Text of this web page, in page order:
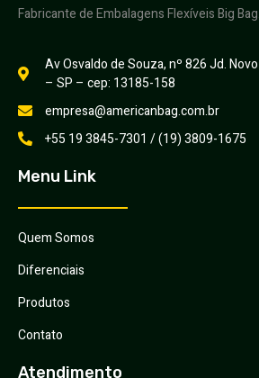
Fabricante de Embalagens Flexíveis Big Bag.
Av Osvaldo de Souza, nº 826 Jd.
– SP – cep: 13185-158
empresa@americanbag.com.br
+55 19 3845-7301 / (19) 3809-1675
Menu Link
Quem Somos
Diferenciais
Produtos
Contato
Atendimento